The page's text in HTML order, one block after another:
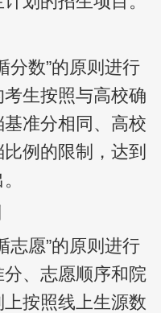
数”的原则进行
生按照与高校确
准分相同、高校
例的限制，达到
愿”的原则进行
、志愿顺序和院
按照线上生源数